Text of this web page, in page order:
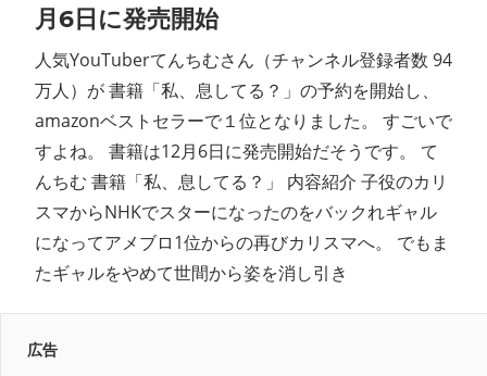
月6日に発売開始
人気YouTuberてんちむさん（チャンネル登録者数 94
万人）が 書籍「私、息してる？」の予約を開始し、
amazonベストセラーで１位となりました。 すごいで
すよね。 書籍は12月6日に発売開始だそうです。 て
んちむ 書籍「私、息してる？」 内容紹介 子役のカリ
スマからNHKでスターになったのをバックれギャル
になってアメブロ1位からの再びカリスマへ。 でもま
たギャルをやめて世間から姿を消し引き
広告